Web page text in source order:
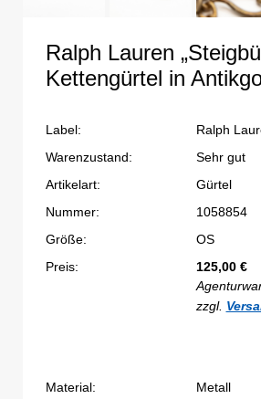
Ralph Lauren
Kettengürtel in
Label:
Ralph
Warenzustand:
Sehr gut
Artikelart:
Gürtel
Nummer:
1058854
Größe:
OS
Preis:
125,00 €
zzgl.
Material:
Metall